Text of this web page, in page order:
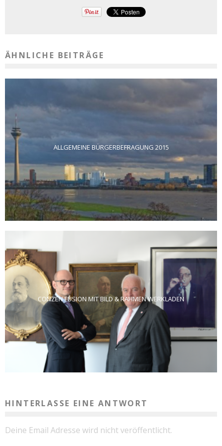
ÄHNLICHE BEITRÄGE
ALLGEMEINE BÜRGERBEFRAGUNG 2015
CONZEN FUSION MIT BILD & RAHMEN WERKLADEN
HINTERLASSE EINE ANTWORT
Deine Email Adresse wird nicht veröffentlicht.